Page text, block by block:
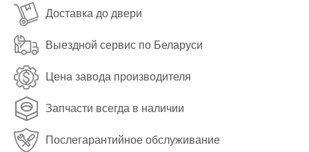
Доставка до двери
Выездной сервис по Беларуси
Цена завода производителя
Запчасти всегда в наличии
Послегарантийное обслуживание